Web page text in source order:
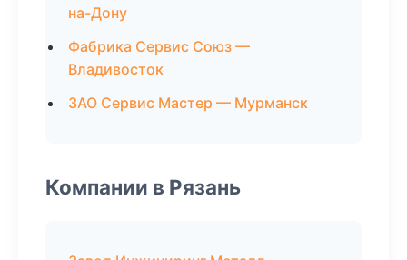
на-Дону
Фабрика Сервис Союз —
Владивосток
ЗАО Сервис Мастер — Мурманск
Компании в Рязань